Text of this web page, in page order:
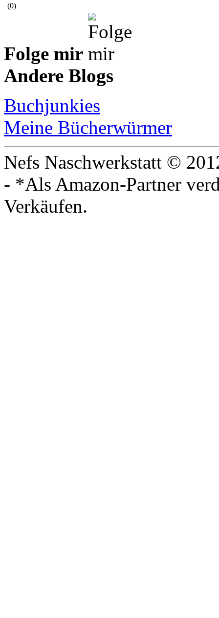
(0)
Folge mir
Andere Blogs
Buchjunkies
Meine Bücherwürmer
Nefs Naschwerkstatt ©
- *Als Amazon-Partner
Verkäufen.